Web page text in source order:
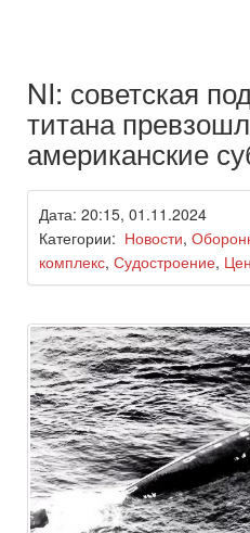
NI: советская
титана
американские
Дата: 20:15, 01.11.2024
Категории: Новости,
комплекс, Судостроение,